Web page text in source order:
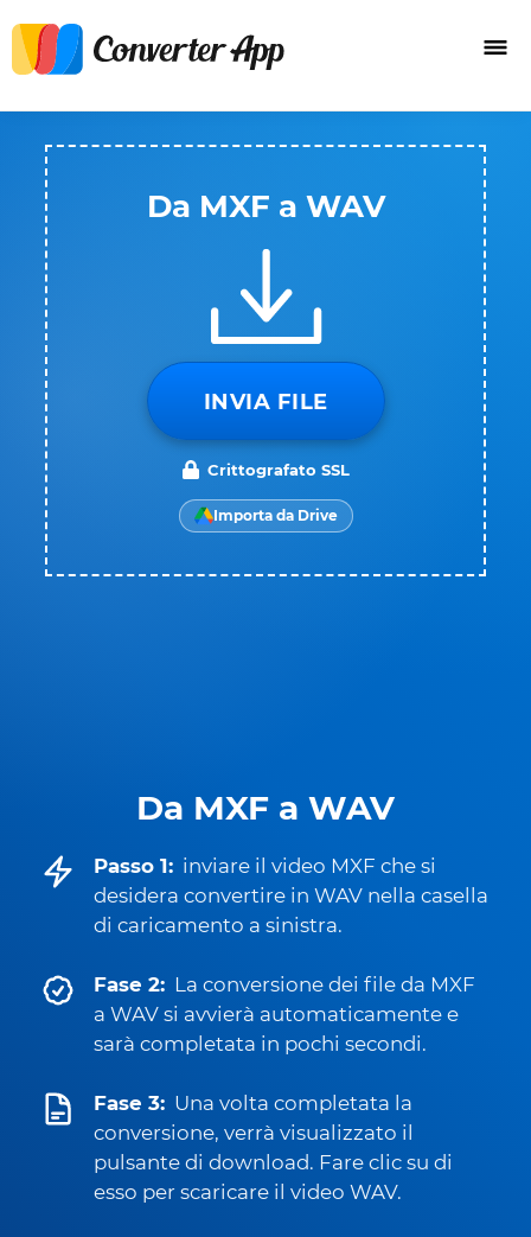
Da MXF a WAV
Passo 1: inviare il video MXF che si
desidera convertire in WAV nella casella
di caricamento a sinistra.
Fase 2: La conversione dei file da MXF
a WAV si avvierà automaticamente e
sarà completata in pochi secondi.
Fase 3: Una volta completata la
conversione, verrà visualizzato il
pulsante di download. Fare clic su di
esso per scaricare il video WAV.
Da MXF a WAV
INVIA FILE
Crittografato SSL
Importa da Drive